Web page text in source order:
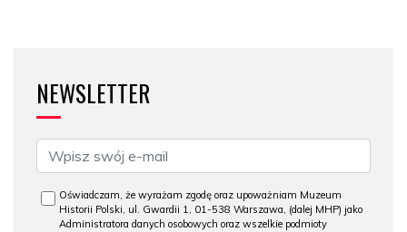
NEWSLETTER
Oświadczam, że wyrażam zgodę oraz upoważniam Muzeum
Historii Polski, ul. Gwardii 1, 01-538 Warszawa, (dalej MHP) jako
Administratora danych osobowych oraz wszelkie podmioty